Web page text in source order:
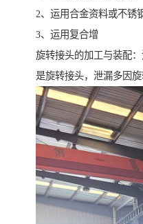
2、运用合金资料或不锈
3、运用复合增
旋转接头的加工与装配
是旋转接头，泄漏多因旋